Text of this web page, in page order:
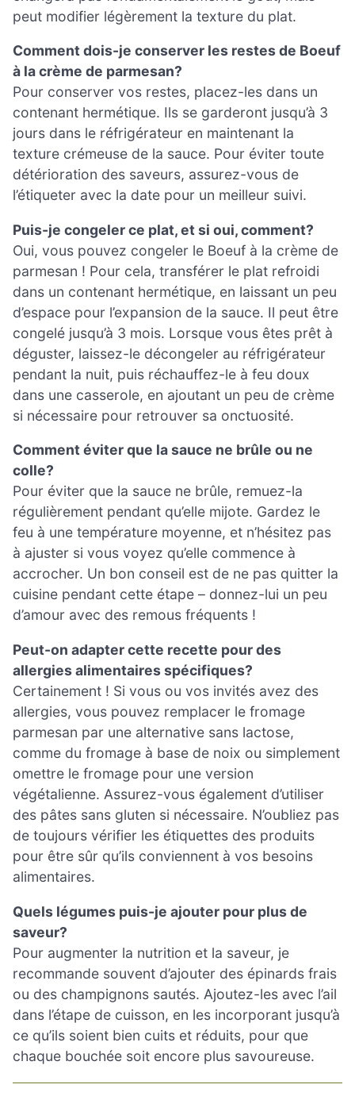
peut modifier légèrement la texture du plat.
Comment dois-je conserver les restes de Boeuf
à la crème de parmesan?
Pour conserver vos restes, placez-les dans un
contenant hermétique. Ils se garderont jusqu’à 3
jours dans le réfrigérateur en maintenant la
texture crémeuse de la sauce. Pour éviter toute
détérioration des saveurs, assurez-vous de
l’étiqueter avec la date pour un meilleur suivi.
Puis-je congeler ce plat, et si oui, comment?
Oui, vous pouvez congeler le Boeuf à la crème de
parmesan ! Pour cela, transférer le plat refroidi
dans un contenant hermétique, en laissant un peu
d’espace pour l’expansion de la sauce. Il peut être
congelé jusqu’à 3 mois. Lorsque vous êtes prêt à
déguster, laissez-le décongeler au réfrigérateur
pendant la nuit, puis réchauffez-le à feu doux
dans une casserole, en ajoutant un peu de crème
si nécessaire pour retrouver sa onctuosité.
Comment éviter que la sauce ne brûle ou ne
colle?
Pour éviter que la sauce ne brûle, remuez-la
régulièrement pendant qu’elle mijote. Gardez le
feu à une température moyenne, et n’hésitez pas
à ajuster si vous voyez qu’elle commence à
accrocher. Un bon conseil est de ne pas quitter la
cuisine pendant cette étape – donnez-lui un peu
d’amour avec des remous fréquents !
Peut-on adapter cette recette pour des
allergies alimentaires spécifiques?
Certainement ! Si vous ou vos invités avez des
allergies, vous pouvez remplacer le fromage
parmesan par une alternative sans lactose,
comme du fromage à base de noix ou simplement
omettre le fromage pour une version
végétalienne. Assurez-vous également d’utiliser
des pâtes sans gluten si nécessaire. N’oubliez pas
de toujours vérifier les étiquettes des produits
pour être sûr qu’ils conviennent à vos besoins
alimentaires.
Quels légumes puis-je ajouter pour plus de
saveur?
Pour augmenter la nutrition et la saveur, je
recommande souvent d’ajouter des épinards frais
ou des champignons sautés. Ajoutez-les avec l’ail
dans l’étape de cuisson, en les incorporant jusqu’à
ce qu’ils soient bien cuits et réduits, pour que
chaque bouchée soit encore plus savoureuse.